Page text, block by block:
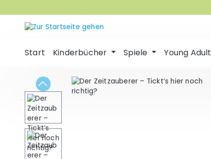
Start Kinderbücher Spiele Young Adult
Bildergalerie überspringen